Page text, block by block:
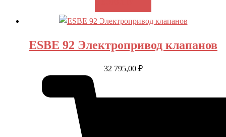
ESBE 92 Электропривод клапанов
32 795,00 ₽